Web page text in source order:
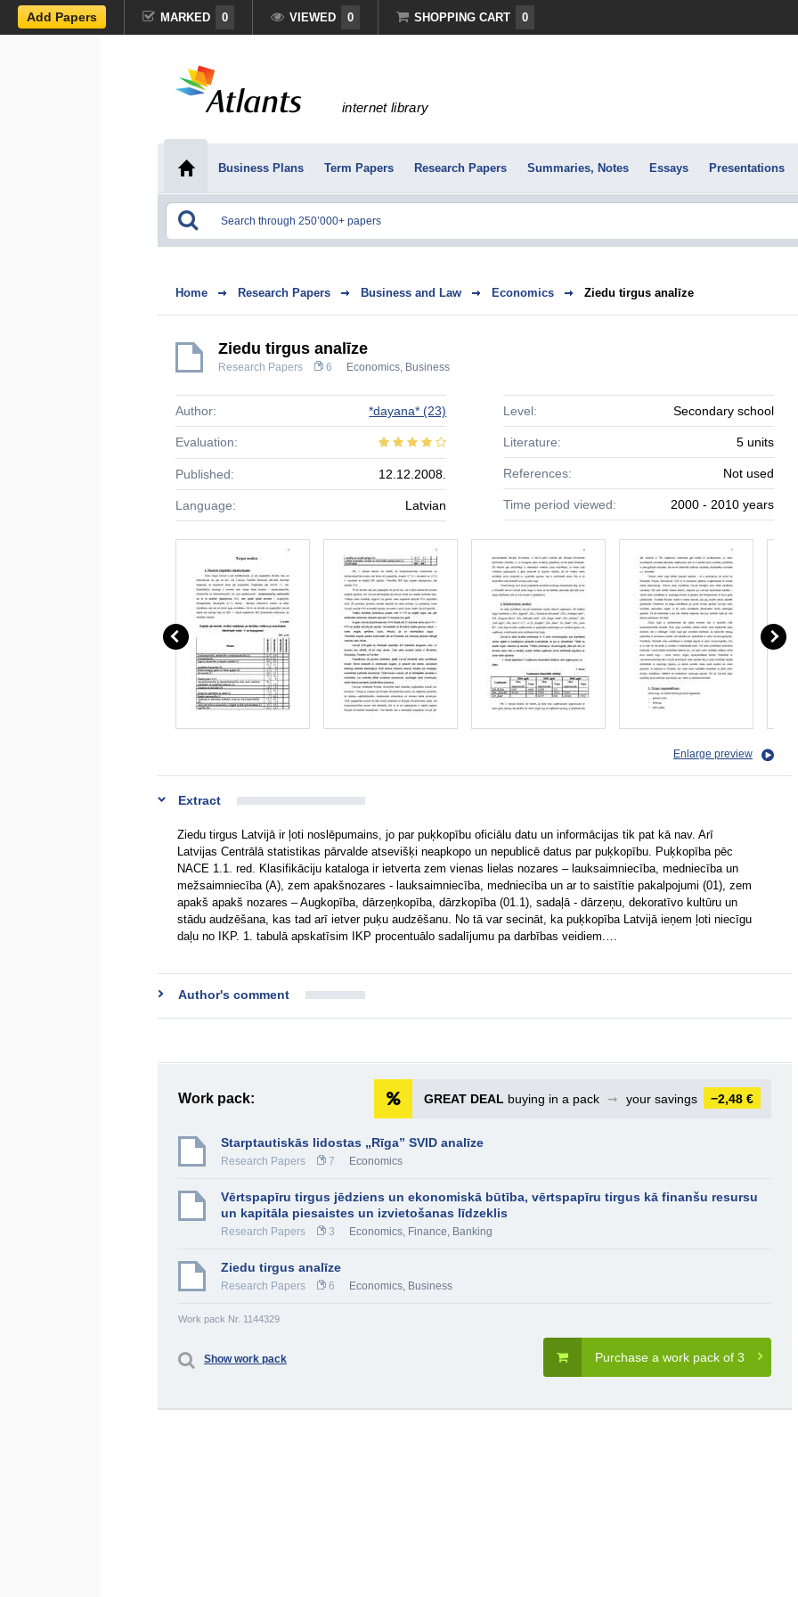
Add Papers MARKED 0 VIEWED 0 SHOPPING CART 0
internet library
Business Plans Term Papers Research Papers Summaries, Notes Essays Presentations
Home Research Papers Business and Law Economics Ziedu tirgus analīze
Ziedu tirgus analīze
Research Papers 6 Economics, Business
Author: *dayana* (23)
Evaluation:
Published: 12.12.2008.
Language: Latvian
Level: Secondary school
Literature: 5 units
References: Not used
Time period viewed: 2000 - 2010 years
Enlarge preview
Extract
Ziedu tirgus Latvijā ir ļoti noslēpumains, jo par puķkopību oficiālu datu un informācijas tik pat kā nav. Arī
Latvijas Centrālā statistikas pārvalde atsevišķi neapkopo un nepublicē datus par puķkopību. Puķkopība pēc
NACE 1.1. red. Klasifikāciju kataloga ir ietverta zem vienas lielas nozares – lauksaimniecība, medniecība un
mežsaimniecība (A), zem apakšnozares - lauksaimniecība, medniecība un ar to saistītie pakalpojumi (01), zem
apakš apakš nozares – Augkopība, dārzeņkopība, dārzkopība (01.1), sadaļā - dārzeņu, dekoratīvo kultūru un
stādu audzēšana, kas tad arī ietver puķu audzēšanu. No tā var secināt, ka puķkopība Latvijā ieņem ļoti niecīgu
daļu no IKP. 1. tabulā apskatīsim IKP procentuālo sadalījumu pa darbības veidiem.…
Author's comment
Work pack: GREAT DEAL buying in a pack ➞ your savings −2,48 €
Starptautiskās lidostas „Rīga” SVID analīze
Research Papers 7 Economics
Vērtspapīru tirgus jēdziens un ekonomiskā būtība, vērtspapīru tirgus kā finanšu resursu
un kapitāla piesaistes un izvietošanas līdzeklis
Research Papers 3 Economics, Finance, Banking
Ziedu tirgus analīze
Research Papers 6 Economics, Business
Work pack Nr. 1144329
Purchase a work pack of 3
Show work pack